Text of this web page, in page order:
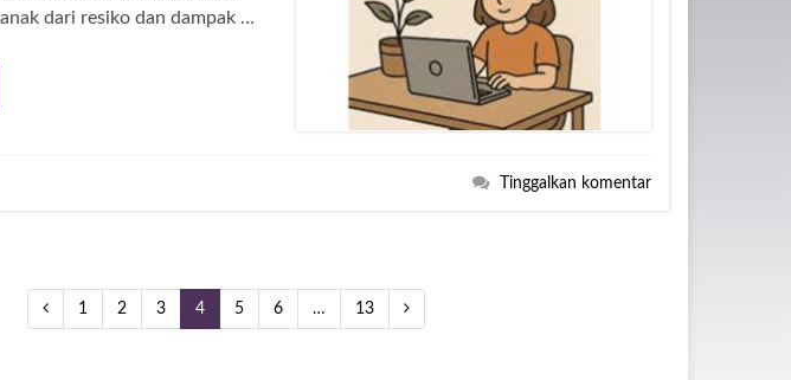
dari resiko dan dampak …
Tinggalkan komentar
1 2 3 4 5 6 … 13